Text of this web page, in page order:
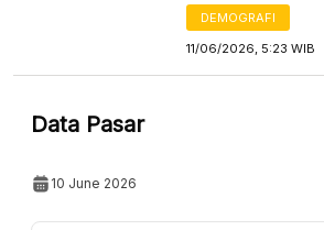
DEMOGRAFI
11/06/2026, 5:23 WIB
Data Pasar
10 June 2026